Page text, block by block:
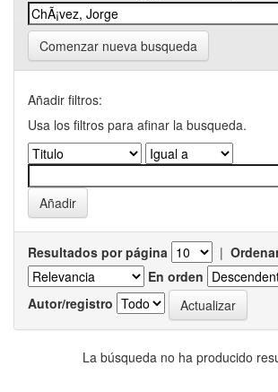
Comenzar nueva busqueda
Añadir filtros:
Usa los filtros para afinar la busqueda.
Resultados por página |
En orden
Autor/registro
La búsqueda no ha producido